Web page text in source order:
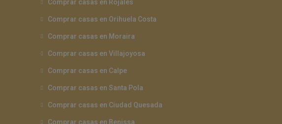
Comprar casas en Rojales
Comprar casas en Orihuela Costa
Comprar casas en Moraira
Comprar casas en Villajoyosa
Comprar casas en Calpe
Comprar casas en Santa Pola
Comprar casas en Ciudad Quesada
Comprar casas en Benissa